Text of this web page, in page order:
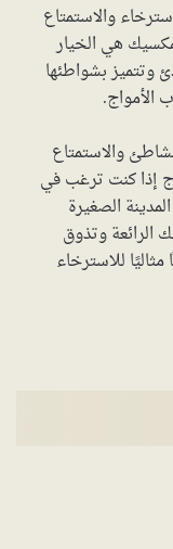
والاستمتاع
هي الخيار
وتتميز بشواطئها
الأمواج.
والاستمتاع
إذا كنت ترغب في
الصغيرة
الرائعة وتذوق
مثاليًا للاسترخاء